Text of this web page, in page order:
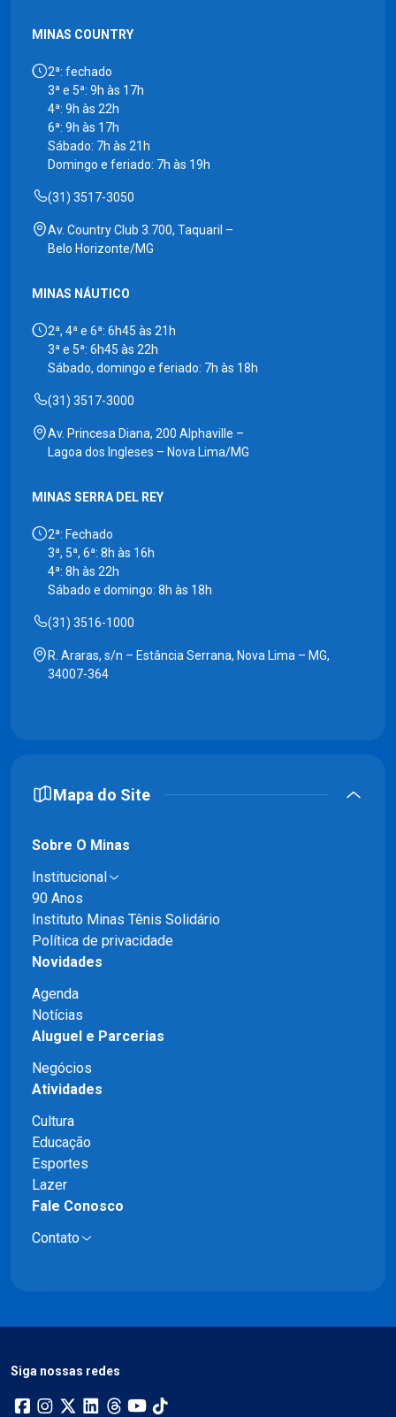
MINAS COUNTRY
2ª: fechado
3ª e 5ª: 9h às 17h
4ª: 9h às 22h
6ª: 9h às 17h
Sábado: 7h às 21h
Domingo e feriado: 7h às 19h
(31) 3517-3050
Av. Country Club 3.700, Taquaril –
Belo Horizonte/MG
MINAS NÁUTICO
2ª, 4ª e 6ª: 6h45 às 21h
3ª e 5ª: 6h45 às 22h
Sábado, domingo e feriado: 7h às 18h
(31) 3517-3000
Av. Princesa Diana, 200 Alphaville –
Lagoa dos Ingleses – Nova Lima/MG
MINAS SERRA DEL REY
2ª: Fechado
3ª, 5ª, 6ª: 8h às 16h
4ª: 8h às 22h
Sábado e domingo: 8h às 18h
(31) 3516-1000
R. Araras, s/n – Estância Serrana, Nova Lima – MG,
34007-364
Mapa do Site
Sobre O Minas
Institucional
90 Anos
Instituto Minas Tênis Solidário
Política de privacidade
Novidades
Agenda
Notícias
Aluguel e Parcerias
Negócios
Atividades
Cultura
Educação
Esportes
Lazer
Fale Conosco
Contato
Siga nossas redes